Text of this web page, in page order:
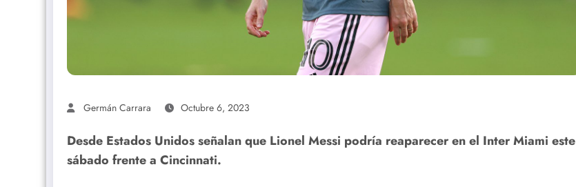
Germán Carrara Octubre 6, 2023
Desde Estados Unidos señalan que Lionel Messi podría reaparecer en el Inter Miami este
sábado frente a Cincinnati.